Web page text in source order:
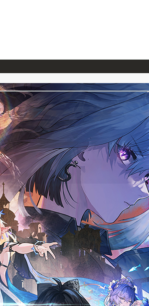
『ONE PIECE magazine 021 ONE PIECEカード付き同梱版』発売延期のご案内